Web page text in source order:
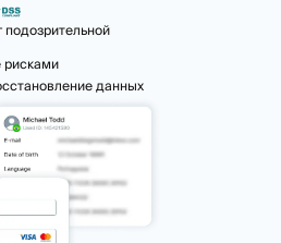
подозрительной
рисками
данных